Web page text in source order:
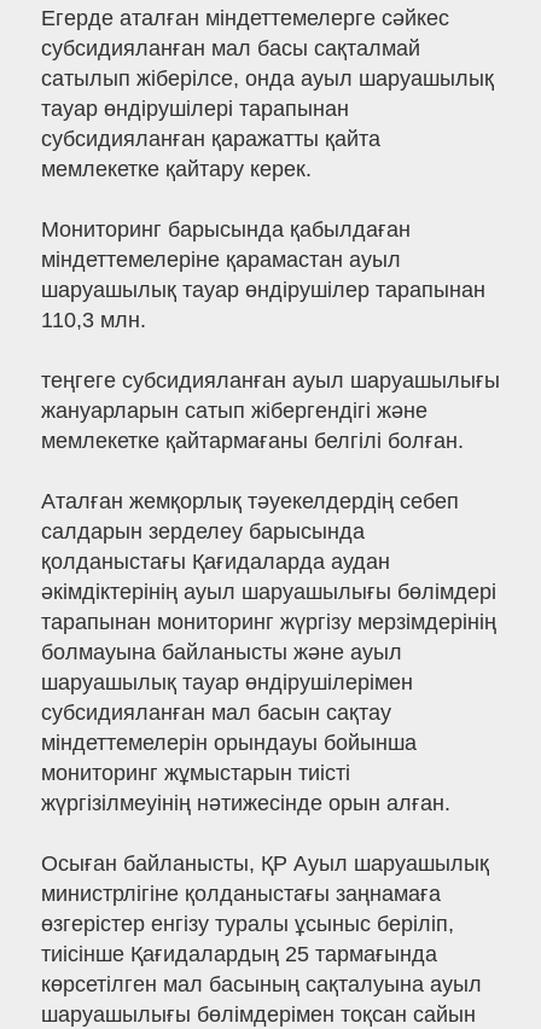
Егерде аталған міндеттемелерге сәйкес
субсидияланған мал басы сақталмай
сатылып жіберілсе, онда ауыл шаруашылық
тауар өндірушілері тарапынан
субсидияланған қаражатты қайта
мемлекетке қайтару керек.
Мониторинг барысында қабылдаған
міндеттемелеріне қарамастан ауыл
шаруашылық тауар өндірушілер тарапынан
110,3 млн.
теңгеге субсидияланған ауыл шаруашылығы
жануарларын сатып жібергендігі және
мемлекетке қайтармағаны белгілі болған.
Аталған жемқорлық тәуекелдердің себеп
салдарын зерделеу барысында
қолданыстағы Қағидаларда аудан
әкімдіктерінің ауыл шаруашылығы бөлімдері
тарапынан мониторинг жүргізу мерзімдерінің
болмауына байланысты және ауыл
шаруашылық тауар өндірушілерімен
субсидияланған мал басын сақтау
міндеттемелерін орындауы бойынша
мониторинг жұмыстарын тиісті
жүргізілмеуінің нәтижесінде орын алған.
Осыған байланысты, ҚР Ауыл шаруашылық
министрлігіне қолданыстағы заңнамаға
өзгерістер енгізу туралы ұсыныс беріліп,
тиісінше Қағидалардың 25 тармағында
көрсетілген мал басының сақталуына ауыл
шаруашылығы бөлімдерімен тоқсан сайын